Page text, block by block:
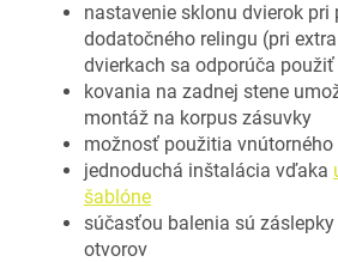
nastavenie sklonu dvierok pri
dodatočného relingu (pri
dvierkach sa odporúča
kovania na zadnej stene
montáž na korpus zásuvky
možnosť použitia vnútorného
jednoduchá inštalácia vďaka
šablóne
súčasťou balenia sú
otvorov